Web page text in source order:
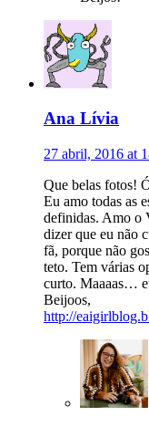
Ana Lívia
27 abril, 2016 at
Que belas fotos!
Eu amo todas as
definidas. Amo o
dizer que eu não
fã, porque não
teto. Tem várias
curto. Maaaas…
Beijoos,
http://